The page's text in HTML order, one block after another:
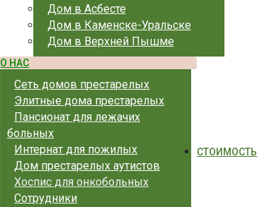
Дом в Асбесте
Дом в Каменске-Уральске
Дом в Верхней Пышме
О НАС
Сеть домов престарелых
Элитные дома престарелых
Пансионат для лежачих
больных
Интернат для пожилых
Дом престарелых аутистов
Хоспис для онкобольных
Сотрудники
СТОИМОСТЬ